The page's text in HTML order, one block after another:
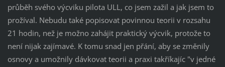
průběh svého výcviku pilota ULL, co jsem zažil a jak jsem to
prožíval. Nebudu také popisovat povinnou teorii v rozsahu
21 hodin, než je možno zahájit praktický výcvik, protože to
není nijak zajímavé. K tomu snad jen přání, aby se změnily
osnovy a umožnily dávkovat teorii a praxi takříkajíc "v jedné